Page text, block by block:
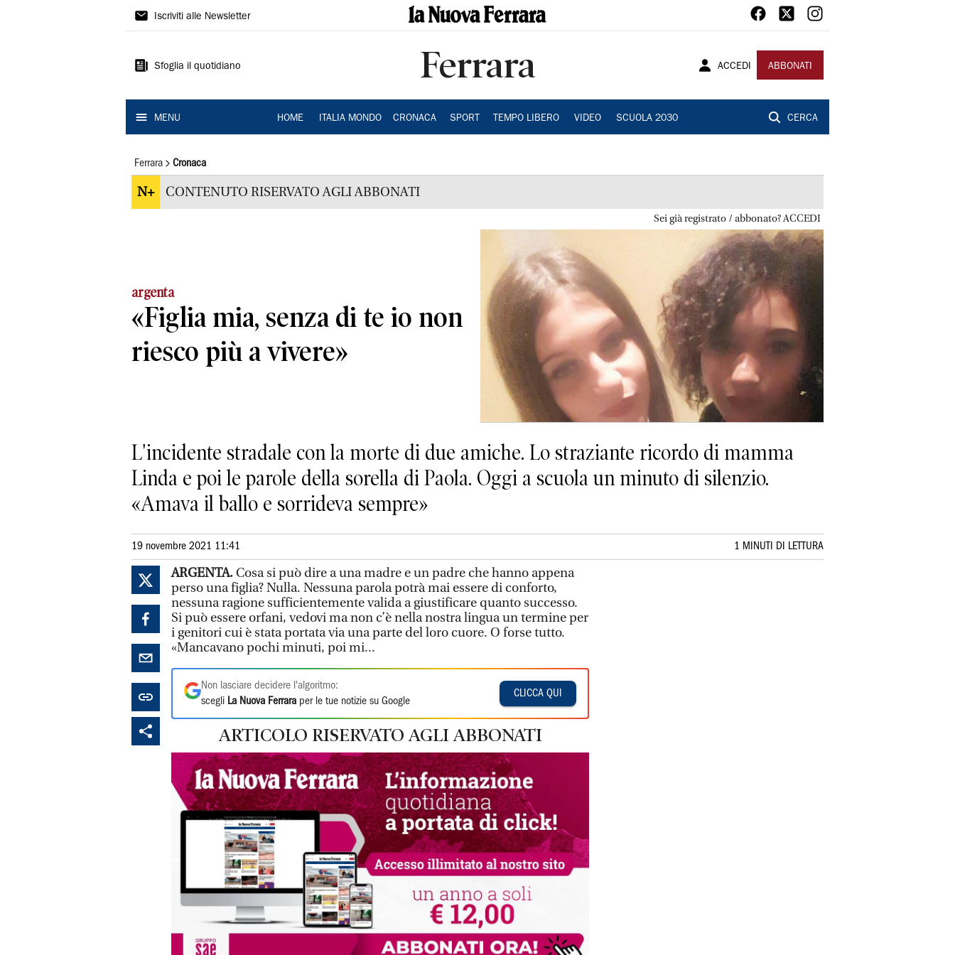
La
Ferrara
Iscriviti alle Newsletter
Sfoglia il quotidiano Ferrara ACCEDI ABBONATI
MENU HOME ITALIA MONDO CRONACA SPORT TEMPO LIBERO VIDEO SCUOLA 2030 CERCA
Ferrara Cronaca
N+ CONTENUTO RISERVATO AGLI ABBONATI
Sei già registrato / abbonato? ACCEDI
argenta
«Figlia mia, senza di te io non
riesco più a vivere»
L'incidente stradale con la morte di due amiche. Lo straziante ricordo di mamma
Linda e poi le parole della sorella di Paola. Oggi a scuola un minuto di silenzio.
«Amava il ballo e sorrideva sempre»
19 novembre 2021 11:41 1 MINUTI DI LETTURA
ARGENTA. Cosa si può dire a una madre e un padre che hanno appena
perso una figlia? Nulla. Nessuna parola potrà mai essere di conforto,
nessuna ragione sufficientemente valida a giustificare quanto successo.
Si può essere orfani, vedovi ma non c’è nella nostra lingua un termine per
i genitori cui è stata portata via una parte del loro cuore. O forse tutto.
«Mancavano pochi minuti, poi mi...
Non lasciare decidere l'algoritmo:
scegli La Nuova Ferrara per le tue notizie su Google
CLICCA QUI
ARTICOLO RISERVATO AGLI ABBONATI